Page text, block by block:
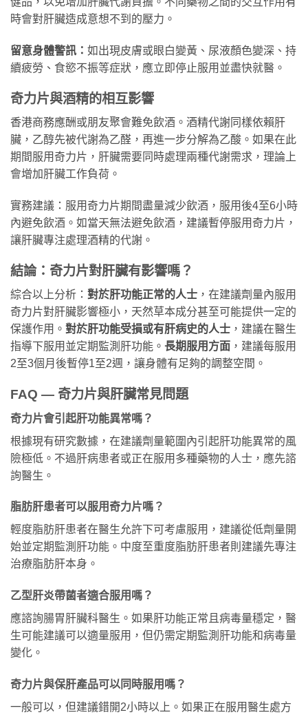
時會對肝臟造成意想不到的壓力。
留意身體警訊： 如出現皮膚或眼白變黃、尿液顏色變深、持
續疲勞、食慾不振等症狀，應立即停止服用並盡快就醫。
奇力片與酒精的相互影響
香港商務應酬或朋友聚會難免飲酒。酒精代謝同樣依賴肝
臟，乙醇先被代謝為乙醛，再進一步分解為乙酸。如果在此
期間服用奇力片，肝臟需要同時處理兩種代謝需求，理論上
會增加肝臟工作負荷。
實務建議：服用奇力片期間盡量減少飲酒，服用後4至6小時
內避免飲酒。如當天無法避免飲酒，建議暫停服用奇力片，
讓肝臟專注處理酒精的代謝。
結論：奇力片對肝臟有影響嗎？
綜合以上分析： 對於肝功能正常的人士 ，在建議劑量內服用
奇力片對肝臟影響極小，天然草本成分甚至可能提供一定的
保護作用。 對於肝功能受損或有肝病史的人士 ，建議在醫生
指導下服用並定期監測肝功能。 長期服用方面 ，建議每服用
2至3個月後暫停1至2週，讓身體有足夠的調整空間。
FAQ — 奇力片與肝臟常見問題
奇力片會引起肝功能異常嗎？
根據現有研究數據，在建議劑量範圍內引起肝功能異常的風
險極低。不過肝病患者或正在服用多種藥物的人士，應先諮
詢醫生。
脂肪肝患者可以服用奇力片嗎？
輕度脂肪肝患者在醫生允許下可考慮服用，建議從低劑量開
始並定期監測肝功能。中度至重度脂肪肝患者則建議先專注
治療脂肪肝本身。
乙型肝炎帶菌者適合服用嗎？
應諮詢腸胃肝臟科醫生。如果肝功能正常且病毒量穩定，醫
生可能建議可以適量服用，但仍需定期監測肝功能和病毒量
變化。
奇力片與保肝產品可以同時服用嗎？
一般可以，但建議錯開2小時以上。如果正在服用醫生處方